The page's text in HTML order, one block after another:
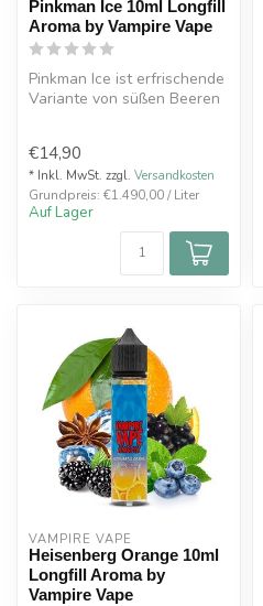
Pinkman Ice 10ml Longfill
Aroma by Vampire Vape
Pinkman Ice ist erfrischende
Variante von süßen Beeren
€14,90
* Inkl. MwSt. zzgl. Versandkosten
Grundpreis: €1.490,00 / Liter
Auf Lager
VAMPIRE VAPE
Heisenberg Orange 10ml
Longfill Aroma by
Vampire Vape